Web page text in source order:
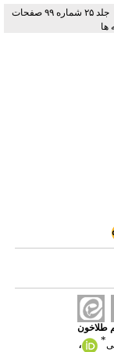
جلد ۲۵ شماره ۹۹ صفحات
ها
طلاخون
* ،